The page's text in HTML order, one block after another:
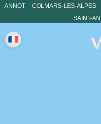
ANNOT COLMARS-LES-ALPES
SAINT-